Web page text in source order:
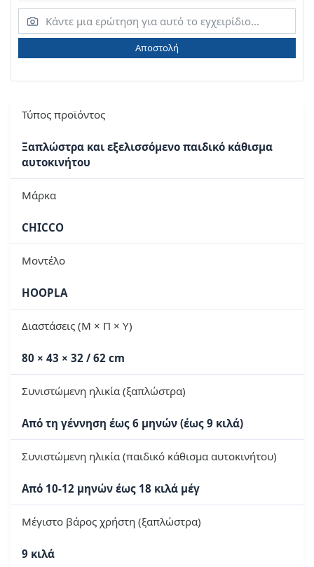
Αποστολή
Τύπος προϊόντος
Ξαπλώστρα και εξελισσόμενο παιδικό κάθισμα
αυτοκινήτου
Μάρκα
CHICCO
Μοντέλο
HOOPLA
Διαστάσεις (Μ × Π × Υ)
80 × 43 × 32 / 62 cm
Συνιστώμενη ηλικία (ξαπλώστρα)
Από τη γέννηση έως 6 μηνών (έως 9 κιλά)
Συνιστώμενη ηλικία (παιδικό κάθισμα αυτοκινήτου)
Από 10-12 μηνών έως 18 κιλά μέγ
Μέγιστο βάρος χρήστη (ξαπλώστρα)
9 κιλά